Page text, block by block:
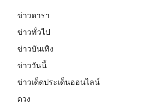
ข่าวดารา
ข่าวทั่วไป
ข่าวบันเทิง
ข่าววันนี้
ข่าวเด็ดประเด็นออนไลน์
ดวง